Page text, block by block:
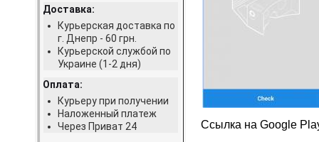
Доставка:
Курьерская доставка по
г. Днепр - 60 грн.
Курьерской службой по
Украине (1-2 дня)
Оплата:
Курьеру при получении
Наложенный платеж
Через Приват 24
Ссылка на Google